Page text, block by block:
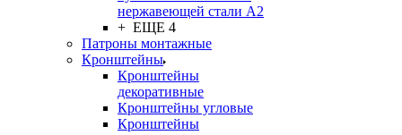
нержавеющей стали А2
+ ЕЩЕ 4
Патроны монтажные
Кронштейны
Кронштейны
декоративные
Кронштейны угловые
Кронштейны